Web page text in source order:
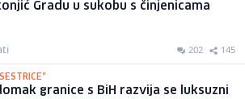
Gradu u sukobu s činjenicama
202 145
granice s BiH razvija se luksuzni